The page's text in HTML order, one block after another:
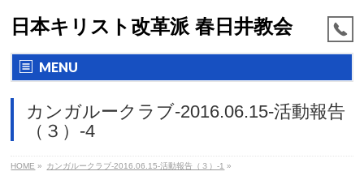
日本キリスト改革派 春日井教会
MENU
カンガルークラブ-2016.06.15-活動報告
（３）-4
HOME » カンガルークラブ-2016.06.15-活動報告（３）-1 »